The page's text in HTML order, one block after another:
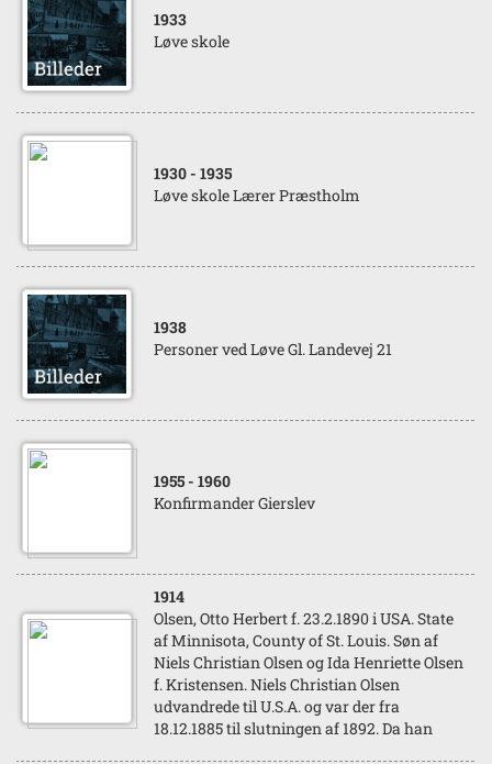
1933
Løve skole
1930 - 1935
Løve skole Lærer Præstholm
1938
Personer ved Løve Gl. Landevej 21
1955 - 1960
Konfirmander Gierslev
1914
Olsen, Otto Herbert f. 23.2.1890 i USA. State
af Minnisota, County of St. Louis. Søn af
Niels Christian Olsen og Ida Henriette Olsen
f. Kristensen. Niels Christian Olsen
udvandrede til U.S.A. og var der fra
18.12.1885 til slutningen af 1892. Da han